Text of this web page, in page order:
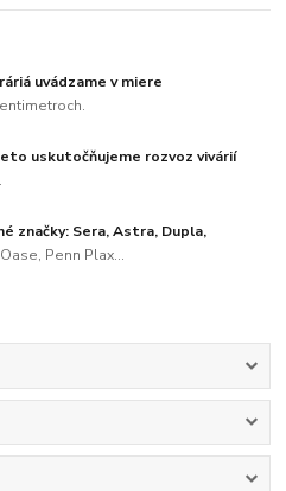
uvádzame v miere
uskutočňujeme rozvoz vivárií
značky: Sera, Astra, Dupla,
Penn Plax...